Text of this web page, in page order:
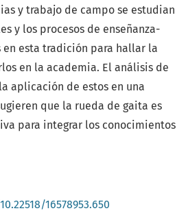
y trabajo de campo se estudian
y los procesos de enseñanza-
esta tradición para hallar la
en la academia. El análisis de
aplicación de estos en una
que la rueda de gaita es
para integrar los conocimientos
16578953.650